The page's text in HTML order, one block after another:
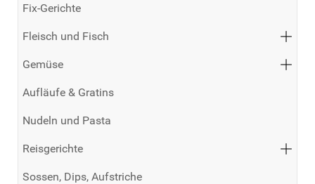
Fix-Gerichte
Fleisch und Fisch
Gemüse
Aufläufe & Gratins
Nudeln und Pasta
Reisgerichte
Sossen, Dips, Aufstriche